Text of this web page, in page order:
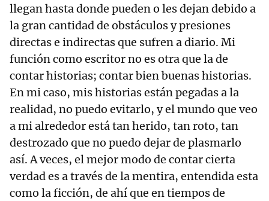
llegan hasta donde pueden o les dejan debido a
la gran cantidad de obstáculos y presiones
directas e indirectas que sufren a diario. Mi
función como escritor no es otra que la de
contar historias; contar bien buenas historias.
En mi caso, mis historias están pegadas a la
realidad, no puedo evitarlo, y el mundo que veo
a mi alrededor está tan herido, tan roto, tan
destrozado que no puedo dejar de plasmarlo
así. A veces, el mejor modo de contar cierta
verdad es a través de la mentira, entendida esta
como la ficción, de ahí que en tiempos de